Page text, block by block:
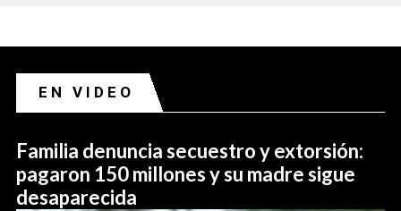
EN VIDEO
Familia denuncia secuestro y extorsión:
pagaron 150 millones y su madre sigue
desaparecida